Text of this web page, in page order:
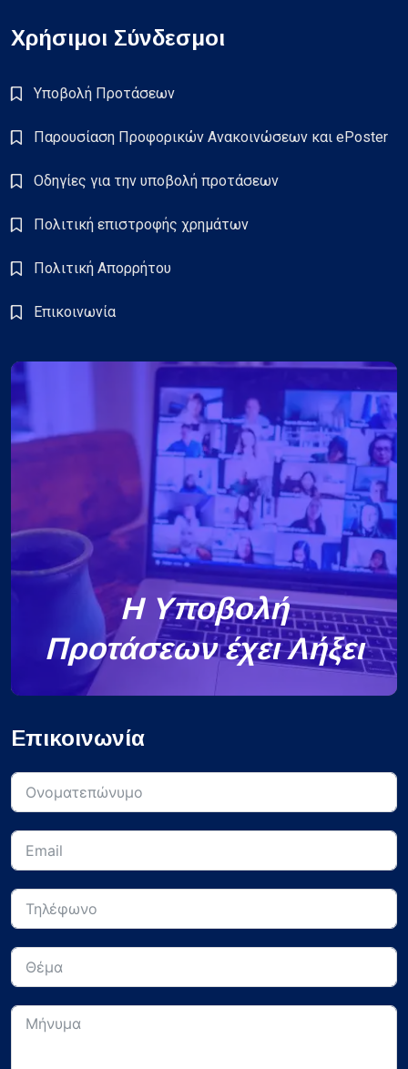
Χρήσιμοι Σύνδεσμοι
Υποβολή Προτάσεων
Παρουσίαση Προφορικών Ανακοινώσεων και ePoster
Οδηγίες για την υποβολή προτάσεων
Πολιτική επιστροφής χρημάτων
Πολιτική Απορρήτου
Επικοινωνία
Η Υποβολή
Προτάσεων έχει Λήξει
Επικοινωνία